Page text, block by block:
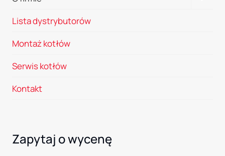
Lista dystrybutorów
Montaż kotłów
Serwis kotłów
Kontakt
Zapytaj o wycenę